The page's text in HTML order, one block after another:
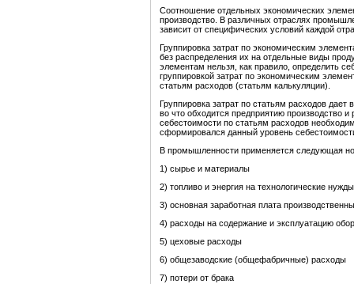
Соотношение отдельных экономических
производство. В различных отраслях
зависит от специфических условий каждой
Группировка затрат по экономическим
без распределения их на отдельные виды
элементам нельзя, как правило, определить
группировкой затрат по экономическим
статьям расходов (статьям калькуляции).
Группировка затрат по статьям расходов
во что обходится предприятию производство
себестоимости по статьям расходов
сформировался данный уровень
В промышленности применяется следующая
1) сырье и материалы
2) топливо и энергия на технологические нужды
3) основная заработная плата
4) расходы на содержание и эксплуатацию
5) цеховые расходы
6) общезаводские (общефабричные) расходы
7) потери от брака